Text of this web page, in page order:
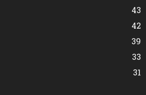
43
42
39
33
31